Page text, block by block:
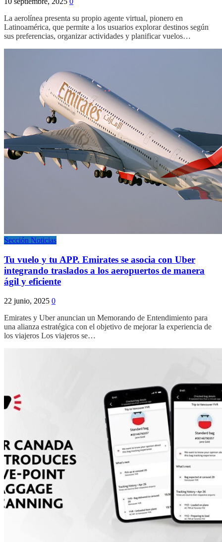
La aerolínea presenta su propio agente virtual, pionero en
Latinoamérica, que permite a los usuarios explorar destinos según
sus preferencias, organizar actividades y planificar vuelos…
Sección Noticias
Tu vuelo y tu APP. Emirates se asocia con Uber
integrando traslados a los aeropuertos de manera
ágil y eficiente
22 junio, 2025 0
Emirates y Uber anuncian un Memorando de Entendimiento para
una alianza estratégica con el objetivo de mejorar la experiencia de
los viajeros Los viajeros se…